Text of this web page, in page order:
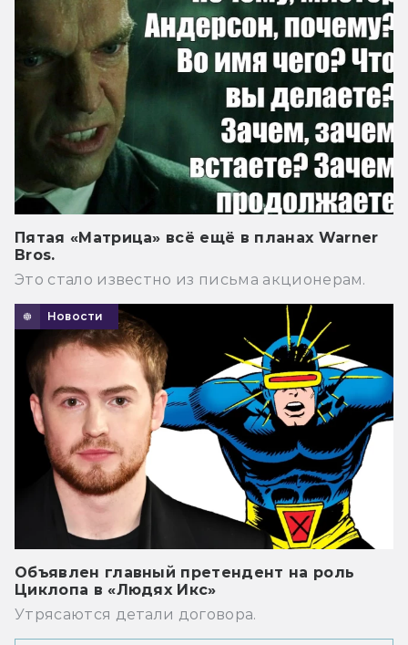
Пятая «Матрица» всё ещё в планах Warner
Bros.
Это стало известно из письма акционерам.
Новости
Объявлен главный претендент на роль
Циклопа в «Людях Икс»
Утрясаются детали договора.